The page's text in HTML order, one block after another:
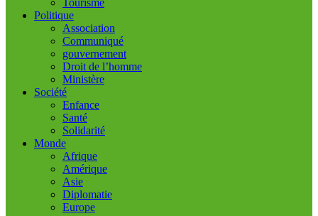
Tourisme
Politique
Association
Communiqué
gouvernement
Droit de l’homme
Ministère
Société
Enfance
Santé
Solidarité
Monde
Afrique
Amérique
Asie
Diplomatie
Europe